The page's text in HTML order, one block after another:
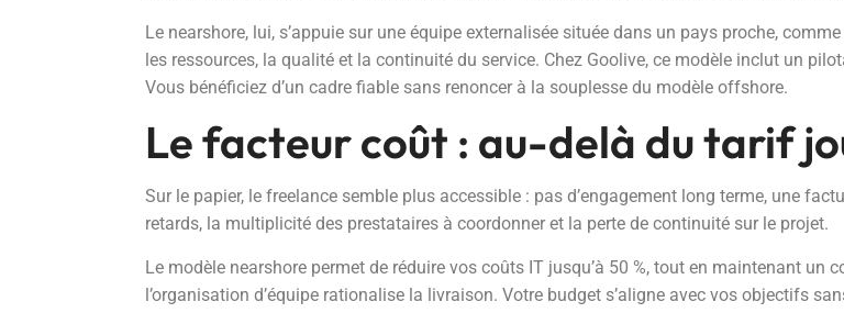
Le nearshore, lui, s’appuie sur une équipe externalisée située dans un pays proche,
les ressources, la qualité et la continuité du service. Chez Goolive, ce modèle inclut un
Vous bénéficiez d’un cadre fiable sans renoncer à la souplesse du modèle offshore.
Le facteur coût : au-delà du tarif
Sur le papier, le freelance semble plus accessible : pas d’engagement long terme, une
retards, la multiplicité des prestataires à coordonner et la perte de continuité sur le projet.
Le modèle nearshore permet de réduire vos coûts IT jusqu’à 50 %, tout en maintenant
l’organisation d’équipe rationalise la livraison. Votre budget s’aligne avec vos objectifs